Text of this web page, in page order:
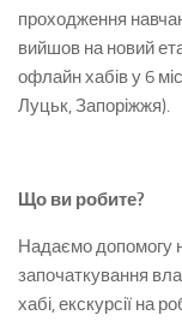
проходження
вийшов на новий
офлайн хабів у 6
Луцьк, Запоріжжя).
Що ви робите?
Надаємо допомогу
започаткування
хабі, екскурсії на